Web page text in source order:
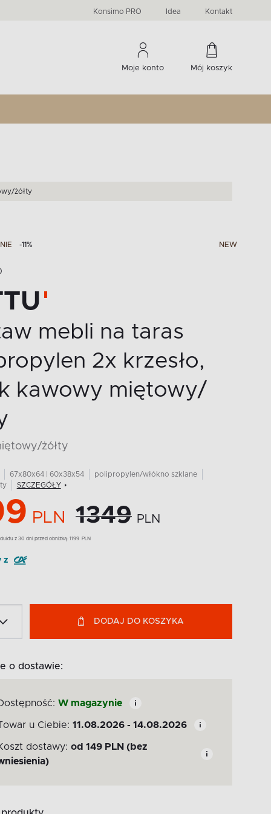
Konsimo PRO Idea Kontakt
Moje konto Mój koszyk
Komody, szafki RTV, witryny...
-33 %
Liczba produktów:60
Liczba produktów:274
żółty
NEW
-11%
mebli na taras
2x krzesło,
kawowy miętowy/
żółty
67x80x64 | 60x38x54
polipropylen/włókno szklane
SZCZEGÓŁY
PLN 1349 PLN
z 30 dni przed obniżką: 1199 PLN
z
DODAJ DO KOSZYKA
o dostawie:
W magazynie
u Ciebie: 11.08.2026 - 14.08.2026
dostawy: od 149 PLN (bez